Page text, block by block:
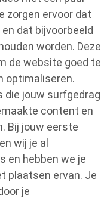
zorgen ervoor dat
dat bijvoorbeeld
worden. Deze
de website goed te
optimaliseren.
die jouw surfgedrag
content en
Bij jouw eerste
wij je al
en hebben we je
plaatsen ervan. Je
je